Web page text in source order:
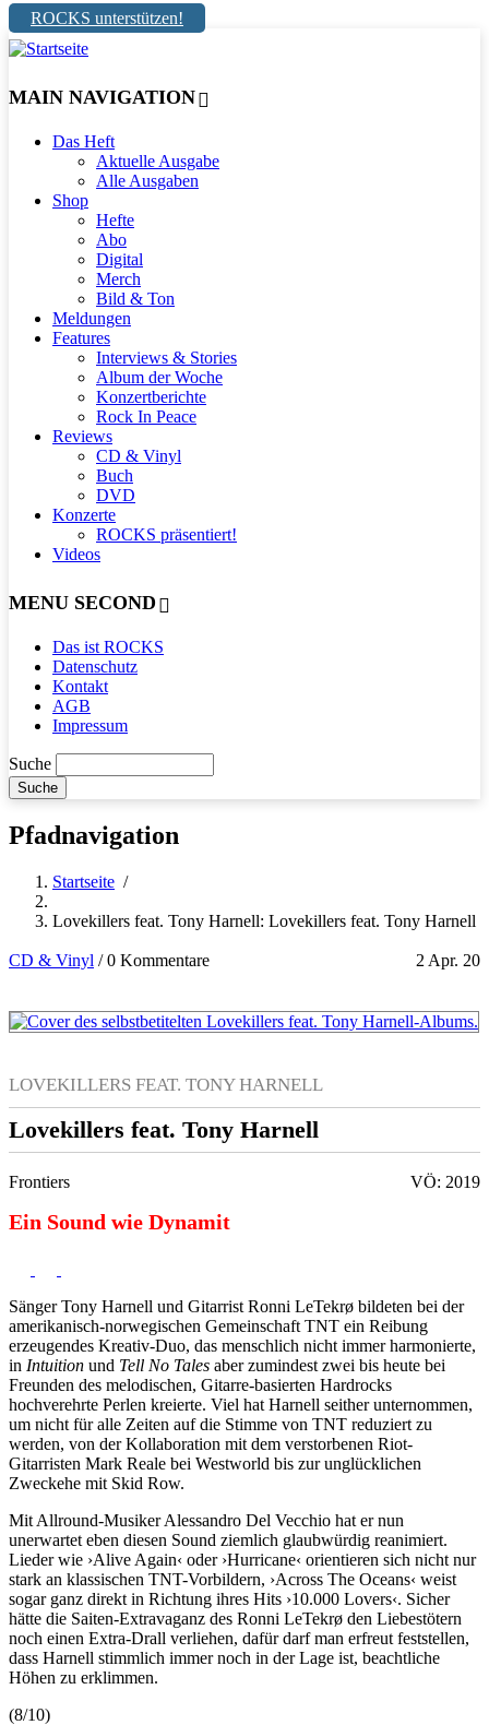
ROCKS unterstützen!
MAIN NAVIGATION
Das Heft
Aktuelle Ausgabe
Alle Ausgaben
Shop
Hefte
Abo
Digital
Merch
Bild & Ton
Meldungen
Features
Interviews & Stories
Album der Woche
Konzertberichte
Rock In Peace
Reviews
CD & Vinyl
Buch
DVD
Konzerte
ROCKS präsentiert!
Videos
MENU SECOND
Das ist ROCKS
Datenschutz
Kontakt
AGB
Impressum
Suche
Pfadnavigation
Startseite /
Lovekillers feat. Tony Harnell: Lovekillers feat. Tony Harnell
CD & Vinyl 2 Apr. 20
/0 Kommentare
LOVEKILLERS FEAT. TONY HARNELL
Lovekillers feat. Tony Harnell
Frontiers VÖ: 2019
Ein Sound wie Dynamit
Sänger Tony Harnell und Gitarrist Ronni LeTekrø bildeten bei der
amerikanisch-norwegischen Gemeinschaft TNT ein Reibung
erzeugendes Kreativ-Duo, das menschlich nicht immer harmonierte,
in Intuition und Tell No Tales aber zumindest zwei bis heute bei
Freunden des melodischen, Gitarre-basierten Hardrocks
hochverehrte Perlen kreierte. Viel hat Harnell seither unternommen,
um nicht für alle Zeiten auf die Stimme von TNT reduziert zu
werden, von der Kollaboration mit dem verstorbenen Riot-
Gitarristen Mark Reale bei Westworld bis zur unglücklichen
Zweckehe mit Skid Row.
Mit Allround-Musiker Alessandro Del Vecchio hat er nun
unerwartet eben diesen Sound ziemlich glaubwürdig reanimiert.
Lieder wie ›Alive Again‹ oder ›Hurricane‹ orientieren sich nicht nur
stark an klassischen TNT-Vorbildern, ›Across The Oceans‹ weist
sogar ganz direkt in Richtung ihres Hits ›10.000 Lovers‹. Sicher
hätte die Saiten-Extravaganz des Ronni LeTekrø den Liebestötern
noch einen Extra-Drall verliehen, dafür darf man erfreut feststellen,
dass Harnell stimmlich immer noch in der Lage ist, beachtliche
Höhen zu erklimmen.
(8/10)